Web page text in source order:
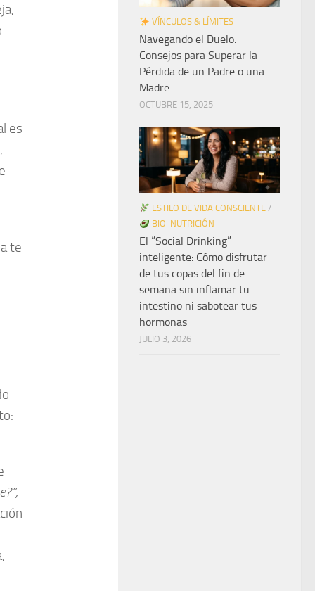
es
te
VÍNCULOS & LÍMITES
Navegando el Duelo:
Consejos para Superar la
Pérdida de un Padre o una
Madre
OCTUBRE 15, 2025
ESTILO DE VIDA CONSCIENTE/
BIO-NUTRICIÓN
El “Social Drinking”
inteligente: Cómo disfrutar
de tus copas del fin de
semana sin inflamar tu
intestino ni sabotear tus
hormonas
JULIO 3, 2026